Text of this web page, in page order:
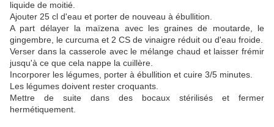
liquide de moitié.
Ajouter 25 cl d'eau et porter de nouveau à ébullition.
A part délayer la maïzena avec les graines de moutarde, le
gingembre, le curcuma et 2 CS de vinaigre réduit ou d'eau froide.
Verser dans la casserole avec le mélange chaud et laisser frémir
jusqu'à ce que cela nappe la cuillère.
Incorporer les légumes, porter à ébullition et cuire 3/5 minutes.
Les légumes doivent rester croquants.
Mettre de suite dans des bocaux stérilisés et fermer
hermétiquement.